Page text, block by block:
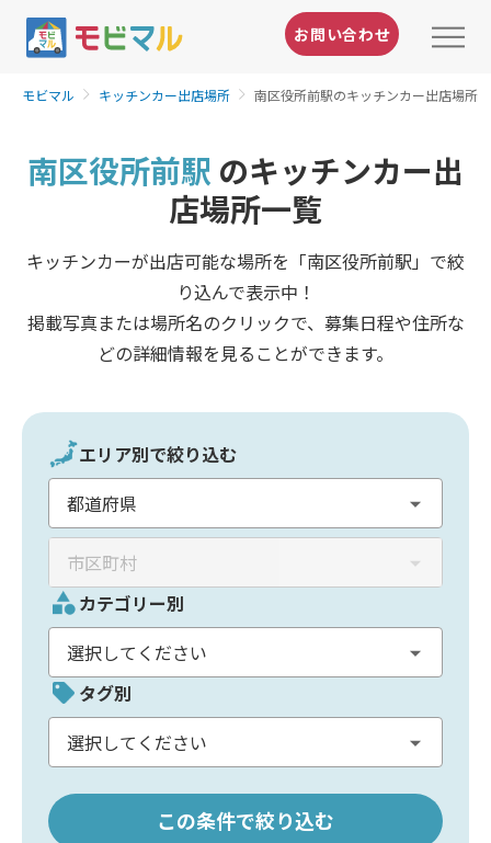
お問い合わせ
モビマル キッチンカー出店場所 南区役所前駅のキッチンカー出店場所
南区役所前駅 のキッチンカー出
店場所一覧
キッチンカーが出店可能な場所を「南区役所前駅」で絞
り込んで表示中！
掲載写真または場所名のクリックで、募集日程や住所な
どの詳細情報を見ることができます。
エリア別で絞り込む
カテゴリー別
タグ別
この条件で絞り込む